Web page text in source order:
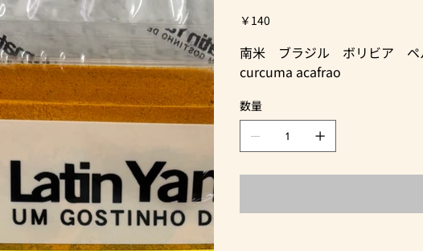
価
格
￥140
南米 ブラジル ボリビア ペ
curcuma acafrao
数量